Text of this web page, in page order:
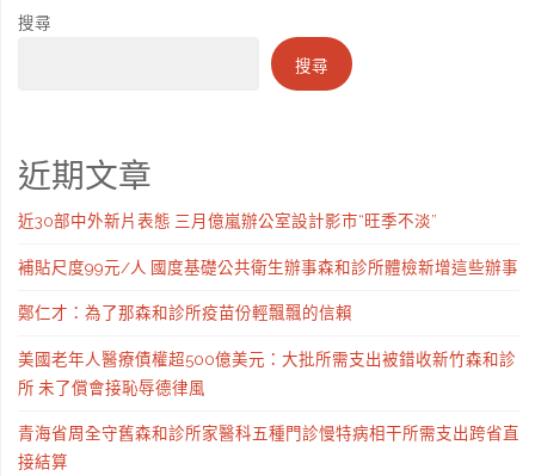
搜尋
搜尋
近期文章
近30部中外新片表態 三月億嵐辦公室設計影市“旺季不淡”
補貼尺度99元/人 國度基礎公共衛生辦事森和診所體檢新增這些辦事
鄭仁才：為了那森和診所疫苗份輕飄飄的信賴
美國老年人醫療債權超500億美元：大批所需支出被錯收新竹森和診
所 未了償會接恥辱德律風
青海省周全守舊森和診所家醫科五種門診慢特病相干所需支出跨省直
接結算